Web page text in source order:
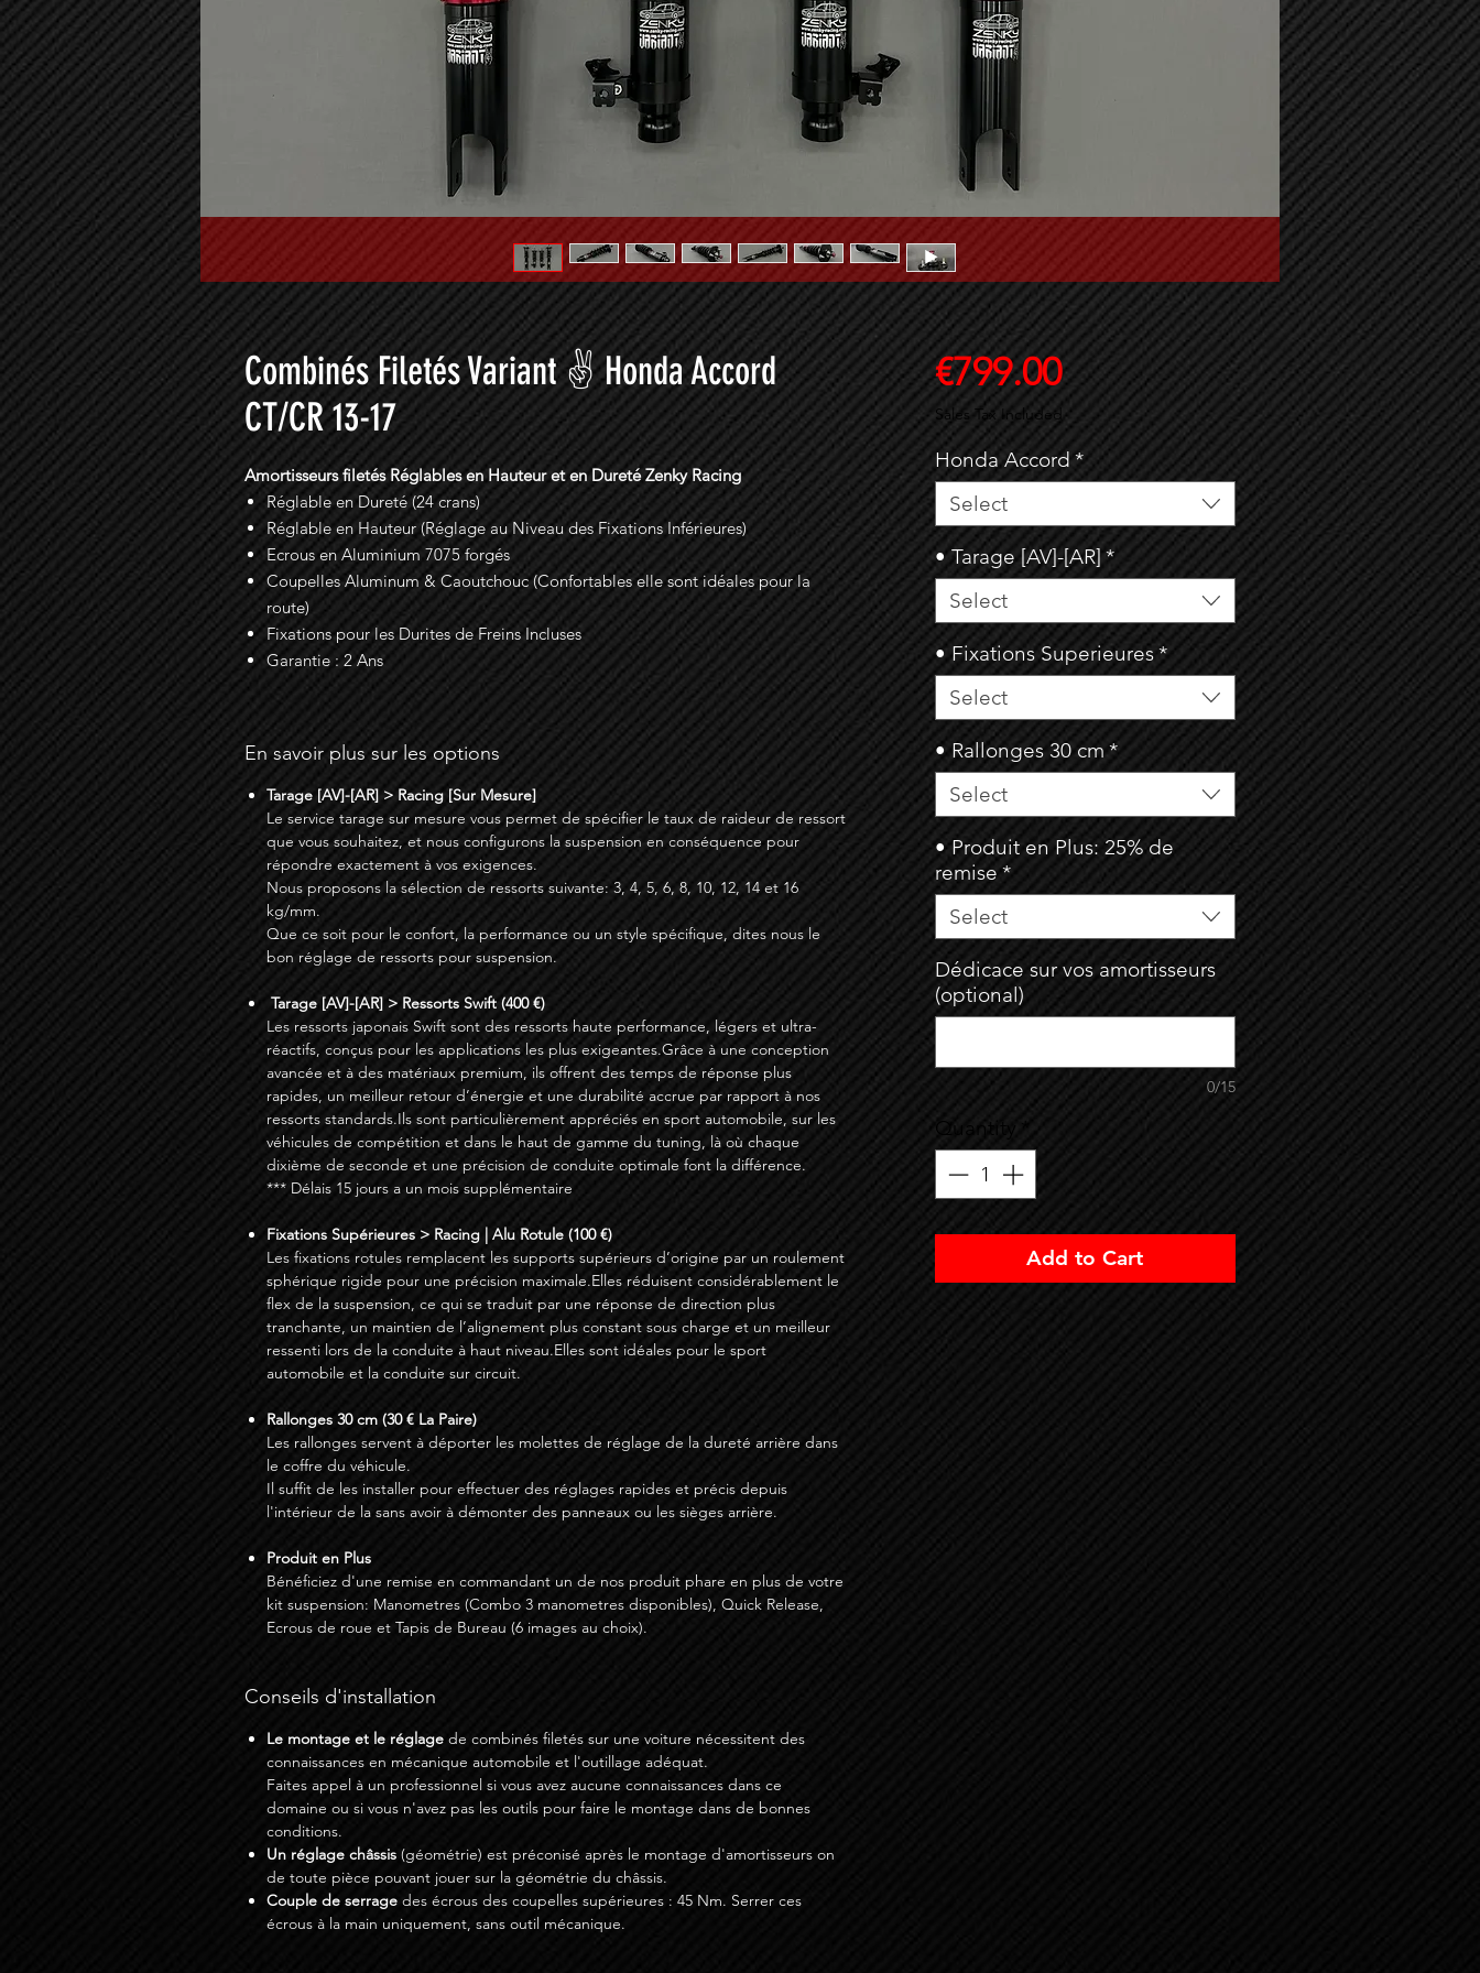
Combinés Filetés Variant ✌ Honda Accord
CT/CR 13-17
Amortisseurs filetés Réglables en Hauteur et en Dureté Zenky Racing
Réglable en Dureté (24 crans)
Réglable en Hauteur (Réglage au Niveau des Fixations Inférieures)
Ecrous en Aluminium 7075 forgés
Coupelles Aluminum & Caoutchouc (Confortables elle sont idéales pour la
route)
Fixations pour les Durites de Freins Incluses
Garantie : 2 Ans
En savoir plus sur les options
Tarage [AV]-[AR] > Racing [Sur Mesure]
Le service tarage sur mesure vous permet de spécifier le taux de raideur de ressort
que vous souhaitez, et nous configurons la suspension en conséquence pour
répondre exactement à vos exigences.
Nous proposons la sélection de ressorts suivante: 3, 4, 5, 6, 8, 10, 12, 14 et 16
kg/mm.
Que ce soit pour le confort, la performance ou un style spécifique, dites nous le
bon réglage de ressorts pour suspension.
Tarage [AV]-[AR] > Ressorts Swift (400 €)
Les ressorts japonais Swift sont des ressorts haute performance, légers et ultra-
réactifs, conçus pour les applications les plus exigeantes.Grâce à une conception
avancée et à des matériaux premium, ils offrent des temps de réponse plus
rapides, un meilleur retour d’énergie et une durabilité accrue par rapport à nos
ressorts standards.Ils sont particulièrement appréciés en sport automobile, sur les
véhicules de compétition et dans le haut de gamme du tuning, là où chaque
dixième de seconde et une précision de conduite optimale font la différence.
*** Délais 15 jours a un mois supplémentaire
Fixations Supérieures > Racing | Alu Rotule (100 €)
Les fixations rotules remplacent les supports supérieurs d’origine par un roulement
sphérique rigide pour une précision maximale.Elles réduisent considérablement le
flex de la suspension, ce qui se traduit par une réponse de direction plus
tranchante, un maintien de l’alignement plus constant sous charge et un meilleur
ressenti lors de la conduite à haut niveau.Elles sont idéales pour le sport
automobile et la conduite sur circuit.
Rallonges 30 cm (30 € La Paire)
Les rallonges servent à déporter les molettes de réglage de la dureté arrière dans
le coffre du véhicule.
Il suffit de les installer pour effectuer des réglages rapides et précis depuis
l'intérieur de la sans avoir à démonter des panneaux ou les sièges arrière.
Produit en Plus
Bénéficiez d'une remise en commandant un de nos produit phare en plus de votre
kit suspension: Manometres (Combo 3 manometres disponibles), Quick Release,
Ecrous de roue et Tapis de Bureau (6 images au choix).
Conseils d'installation
Le montage et le réglage de combinés filetés sur une voiture nécessitent des
connaissances en mécanique automobile et l'outillage adéquat.
Faites appel à un professionnel si vous avez aucune connaissances dans ce
domaine ou si vous n'avez pas les outils pour faire le montage dans de bonnes
conditions.
Un réglage châssis (géométrie) est préconisé après le montage d'amortisseurs on
de toute pièce pouvant jouer sur la géométrie du châssis.
Couple de serrage des écrous des coupelles supérieures : 45 Nm. Serrer ces
écrous à la main uniquement, sans outil mécanique.
€799.00Price
Sales Tax Included
Honda Accord *
Select
• Tarage [AV]-[AR] *
Select
• Fixations Superieures*
Select
• Rallonges 30 cm *
Select
• Produit en Plus: 25% de
remise *
Select
Dédicace sur vos amortisseurs
(optional)
0/15
Quantity *
Add to Cart